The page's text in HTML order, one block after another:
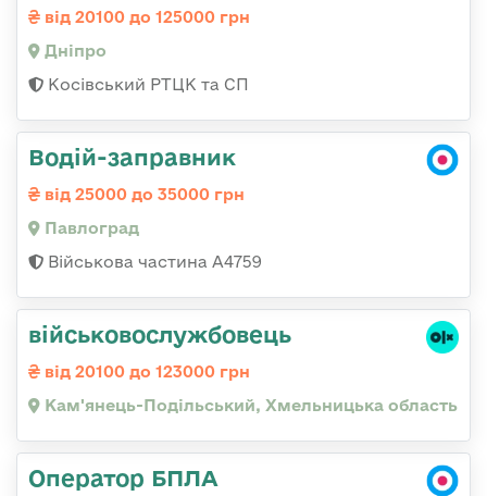
від 20100 до 125000 грн
Дніпро
Косівський РТЦК та СП
Водій-заправник
від 25000 до 35000 грн
Павлоград
Військова частина А4759
військовослужбовець
від 20100 до 123000 грн
Кам'янець-Подільський, Хмельницька область
Оператор БПЛА